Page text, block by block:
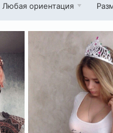
Любая ориентация